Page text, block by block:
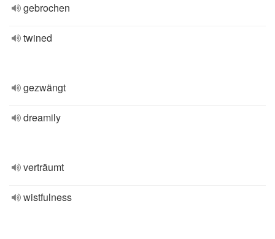
gebrochen
twined
gezwängt
dreamily
verträumt
wistfulness